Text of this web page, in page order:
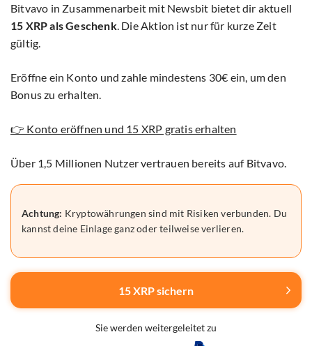
Bitvavo in Zusammenarbeit mit Newsbit bietet dir aktuell
15 XRP als Geschenk. Die Aktion ist nur für kurze Zeit
gültig.
Eröffne ein Konto und zahle mindestens 30€ ein, um den
Bonus zu erhalten.
👉 Konto eröffnen und 15 XRP gratis erhalten
Über 1,5 Millionen Nutzer vertrauen bereits auf Bitvavo.
Achtung: Kryptowährungen sind mit Risiken verbunden. Du
kannst deine Einlage ganz oder teilweise verlieren.
15 XRP sichern
Sie werden weitergeleitet zu